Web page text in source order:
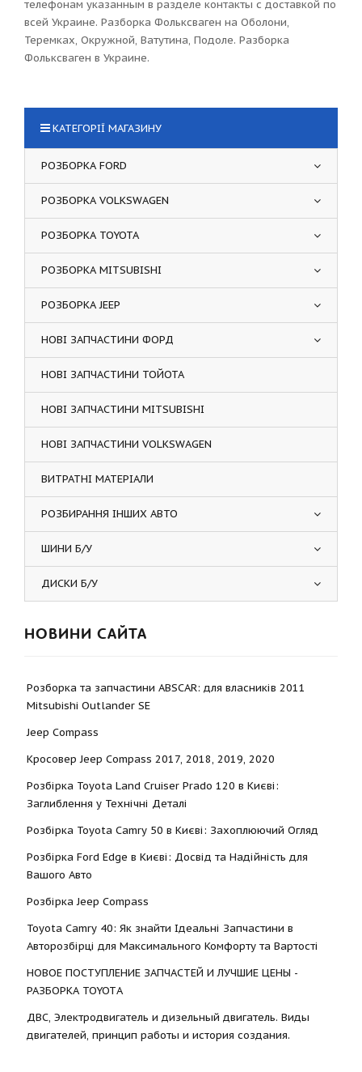
телефонам указанным в разделе контакты с доставкой по
всей Украине. Разборка Фольксваген на Оболони,
Теремках, Окружной, Ватутина, Подоле. Разборка
Фольксваген в Украине.
КАТЕГОРІЇ МАГАЗИНУ
РОЗБОРКА FORD
РОЗБОРКА VOLKSWAGEN
РОЗБОРКА TOYOTA
РОЗБОРКА MITSUBISHI
РОЗБОРКА JEEP
НОВІ ЗАПЧАСТИНИ ФОРД
НОВІ ЗАПЧАСТИНИ ТОЙОТА
НОВІ ЗАПЧАСТИНИ MITSUBISHI
НОВІ ЗАПЧАСТИНИ VOLKSWAGEN
ВИТРАТНІ МАТЕРІАЛИ
РОЗБИРАННЯ ІНШИХ АВТО
ШИНИ Б/У
ДИСКИ Б/У
НОВИНИ САЙТА
Розборка та запчастини ABSCAR: для власників 2011
Mitsubishi Outlander SE
Jeep Compass
Кросовер Jeep Compass 2017, 2018, 2019, 2020
Розбірка Toyota Land Cruiser Prado 120 в Києві:
Заглиблення у Технічні Деталі
Розбірка Toyota Camry 50 в Києві: Захоплюючий Огляд
Розбірка Ford Edge в Києві: Досвід та Надійність для
Вашого Авто
Розбірка Jeep Compass
Toyota Camry 40: Як знайти Ідеальні Запчастини в
Авторозбірці для Максимального Комфорту та Вартості
НОВОЕ ПОСТУПЛЕНИЕ ЗАПЧАСТЕЙ И ЛУЧШИЕ ЦЕНЫ -
РАЗБОРКА TOYOTА
ДВС, Электродвигатель и дизельный двигатель. Виды
двигателей, принцип работы и история создания.